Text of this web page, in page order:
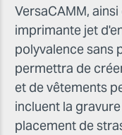
VersaCAMM,
imprimante jet
polyvalence sans
permettra de
et de vêtements
incluent la
placement de